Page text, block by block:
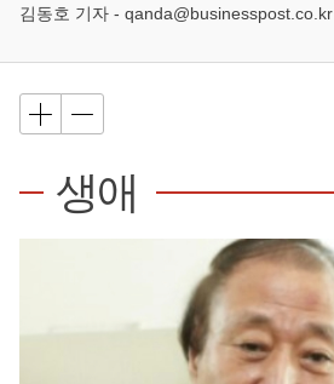
김동호 기자 - qanda@businesspost.co.kr
생애